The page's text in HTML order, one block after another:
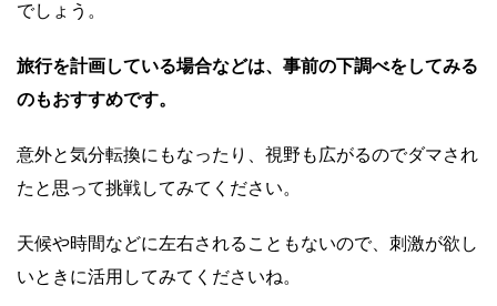
でしょう。
旅行を計画している場合などは、事前の下調べをしてみる
のもおすすめです。
意外と気分転換にもなったり、視野も広がるのでダマされ
たと思って挑戦してみてください。
天候や時間などに左右されることもないので、刺激が欲し
いときに活用してみてくださいね。